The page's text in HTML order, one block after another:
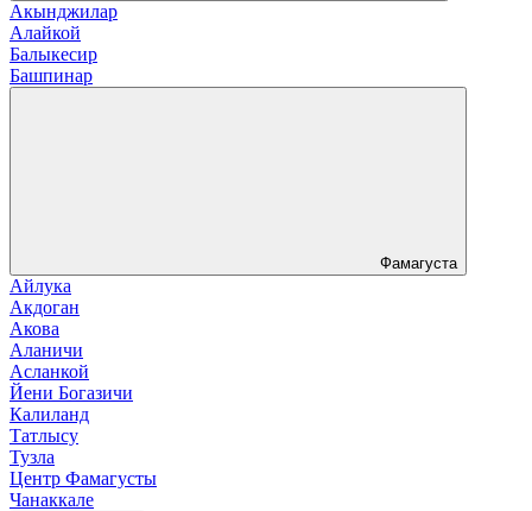
Акынджилар
Алайкой
Балыкесир
Башпинар
Фамагуста
Айлука
Акдоган
Акова
Аланичи
Асланкой
Йени Богазичи
Калиланд
Татлысу
Тузла
Центр Фамагусты
Чанаккале